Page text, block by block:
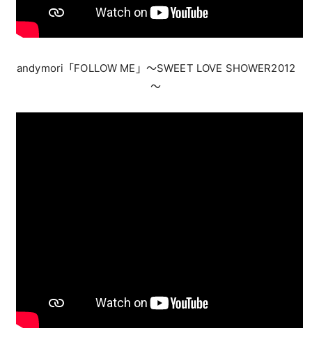
andymori「FOLLOW ME」〜SWEET LOVE SHOWER2012
〜